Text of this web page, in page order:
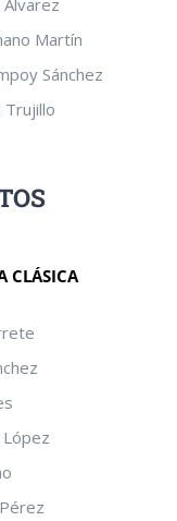
Martín
Sánchez
Trujillo
CLÁSICA